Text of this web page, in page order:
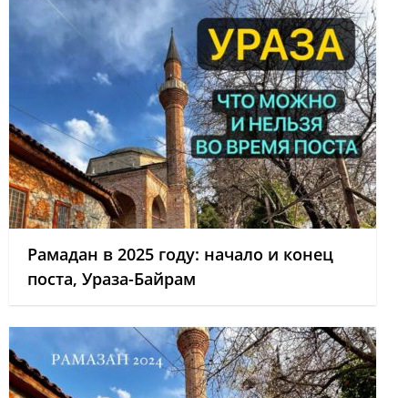
Рамадан в 2025 году: начало и конец
поста, Ураза-Байрам